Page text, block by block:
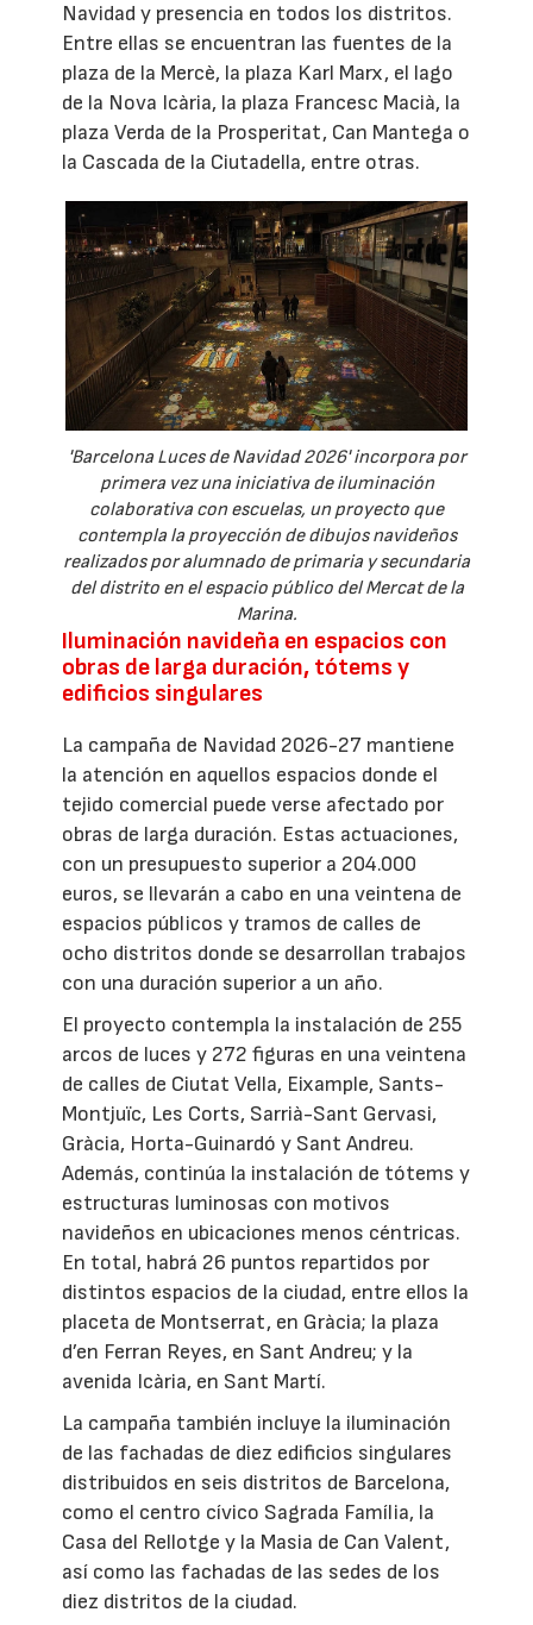
Navidad y presencia en todos los distritos.
Entre ellas se encuentran las fuentes de la
plaza de la Mercè, la plaza Karl Marx, el lago
de la Nova Icària, la plaza Francesc Macià, la
plaza Verda de la Prosperitat, Can Mantega o
la Cascada de la Ciutadella, entre otras.
'Barcelona Luces de Navidad 2026' incorpora por
primera vez una iniciativa de iluminación
colaborativa con escuelas, un proyecto que
contempla la proyección de dibujos navideños
realizados por alumnado de primaria y secundaria
del distrito en el espacio público del Mercat de la
Marina.
Iluminación navideña en espacios con
obras de larga duración, tótems y
edificios singulares
La campaña de Navidad 2026-27 mantiene
la atención en aquellos espacios donde el
tejido comercial puede verse afectado por
obras de larga duración. Estas actuaciones,
con un presupuesto superior a 204.000
euros, se llevarán a cabo en una veintena de
espacios públicos y tramos de calles de
ocho distritos donde se desarrollan trabajos
con una duración superior a un año.
El proyecto contempla la instalación de 255
arcos de luces y 272 figuras en una veintena
de calles de Ciutat Vella, Eixample, Sants-
Montjuïc, Les Corts, Sarrià-Sant Gervasi,
Gràcia, Horta-Guinardó y Sant Andreu.
Además, continúa la instalación de tótems y
estructuras luminosas con motivos
navideños en ubicaciones menos céntricas.
En total, habrá 26 puntos repartidos por
distintos espacios de la ciudad, entre ellos la
placeta de Montserrat, en Gràcia; la plaza
d’en Ferran Reyes, en Sant Andreu; y la
avenida Icària, en Sant Martí.
La campaña también incluye la iluminación
de las fachadas de diez edificios singulares
distribuidos en seis distritos de Barcelona,
como el centro cívico Sagrada Família, la
Casa del Rellotge y la Masia de Can Valent,
así como las fachadas de las sedes de los
diez distritos de la ciudad.